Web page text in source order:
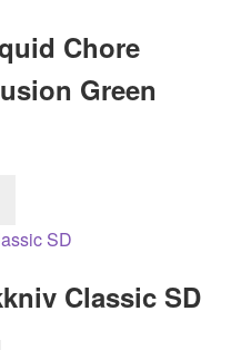
Chore
Green
Classic SD